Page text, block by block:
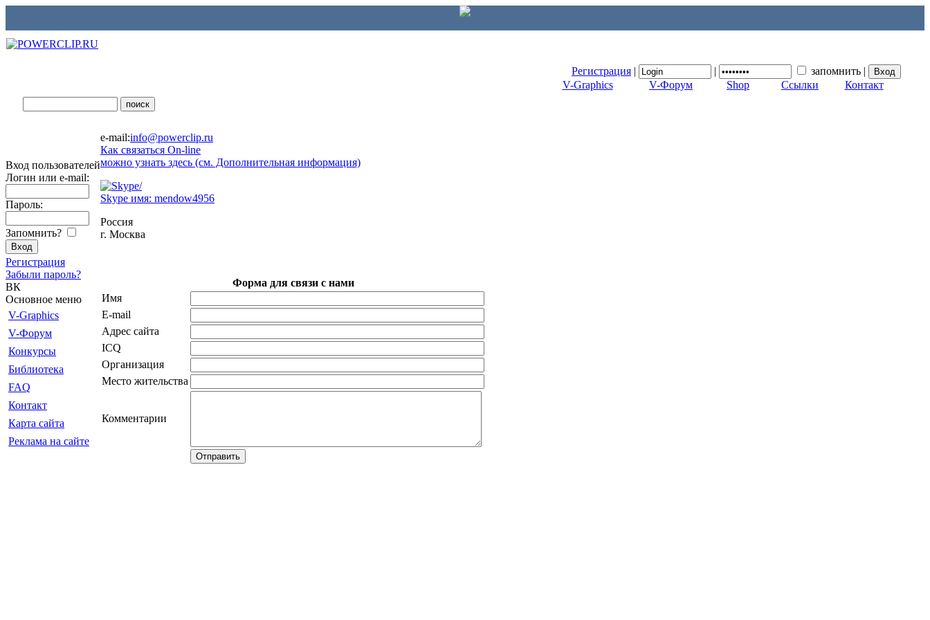
Регистрация | | запомнить |
V-Graphics
V-Форум Shop Ссылки Контакт
Вход пользователей
Логин или e-mail:
Пароль:
Запомнить?
Регистрация
Забыли пароль?
ВК
Основное меню
V-Graphics
V-Форум
Конкурсы
Библиотека
FAQ
Контакт
Карта сайта
Реклама на сайте
e-mail:info@powerclip.ru
Как связаться On-line
можно узнать здесь (см. Дополнительная информация)
Skype имя: mendow4956
Россия
г. Москва
Форма для связи с нами
Имя
E-mail
Адрес сайта
ICQ
Организация
Место жительства
Комментарии